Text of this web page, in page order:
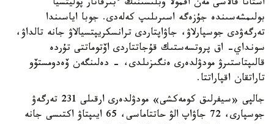
استانا قالاسى مەن اقمولا وبلىسىنىڭ ءبىرقاتار پوليتسيا
بولىمشەسىندە جۇزەگە اسىرىلىپ كەلەدى. جوبا اياسىندا
تەرگەۋدى جوسپارلاۋ، جاۋاپتاردى ترانسكريپتسيالاۋ جانە تالداۋ،
سونداي- اق پروتسەستىك قۇجاتتاردى اۆتوماتتى تۇردە
قالىپتاستىرۋ مودۋلدەرى ەنگىزىلدى، - دەلىنگەن ۆەدومستۆو
تاراتقان اقپاراتتا.
جالپى «سيفرلىق كومەكشى» مودۋلدەرى ارقىلى 231 تەرگەۋ
جوسپارى، 72 جاۋاپ الۋ حاتتاماسى، 65 ايىپتاۋ اكتىسى جانە